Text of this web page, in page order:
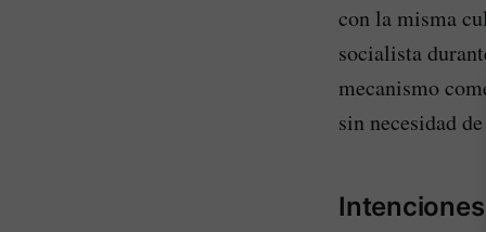
con la misma
socialista
mecanismo
sin necesidad